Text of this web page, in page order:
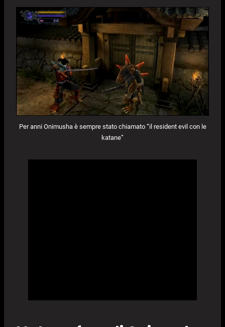
Per anni Onimusha è sempre stato chiamato “il resident evil con le
katane”